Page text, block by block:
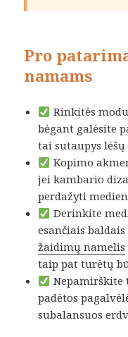
Pro
namams
Rinkitės
bėgant galėsite
tai sutaupys
Kopimo
jei kambario
perdažyti
Derinkite
esančiais
žaidimų namelis
taip pat turėtų
Nepamirškite
padėtos
subalansuos